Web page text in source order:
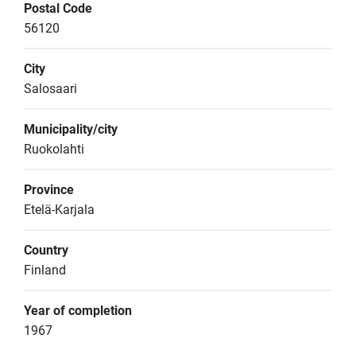
Postal Code
56120
City
Salosaari
Municipality/city
Ruokolahti
Province
Etelä-Karjala
Country
Finland
Year of completion
1967